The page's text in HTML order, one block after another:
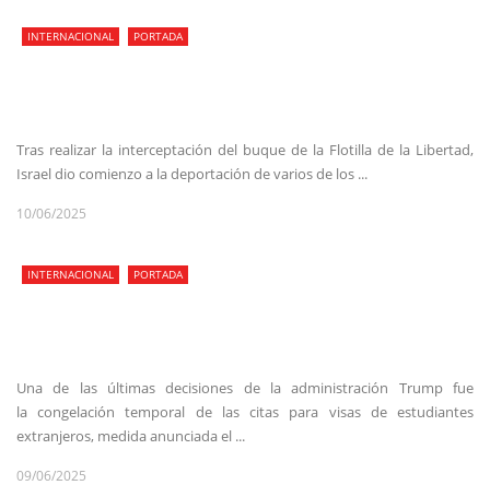
INTERNACIONAL PORTADA
Tras realizar la interceptación del buque de la Flotilla de la Libertad,
Israel dio comienzo a la deportación de varios de los ...
10/06/2025
INTERNACIONAL PORTADA
Una de las últimas decisiones de la administración Trump fue
la congelación temporal de las citas para visas de estudiantes
extranjeros, medida anunciada el ...
09/06/2025